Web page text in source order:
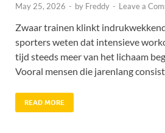
May 25, 2026 - by Freddy - Leave a
Zwaar trainen klinkt
sporters weten dat intensieve
tijd steeds meer van het lichaam
Vooral mensen die jarenlang
READ MORE